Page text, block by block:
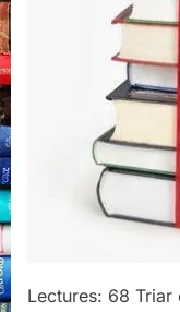
Lectures: 68